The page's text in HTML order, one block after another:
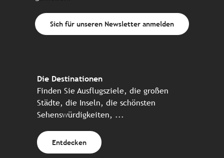
Sich für unseren Newsletter anmelden
Die Destinationen
Finden Sie Ausflugsziele, die großen
Städte, die Inseln, die schönsten
Sehenswürdigkeiten, ...
Entdecken